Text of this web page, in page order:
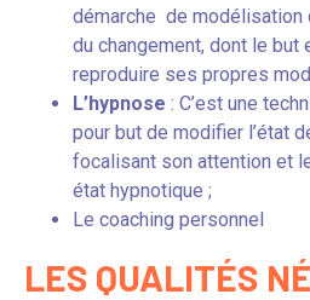
démarche de modélisation
du changement, dont le but
reproduire ses propres
L’hypnose : C’est une
pour but de modifier l’état
focalisant son attention et
état hypnotique ;
Le coaching personnel
LES QUALITÉS